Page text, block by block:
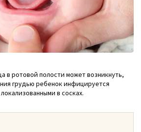
в ротовой полости может возникнуть,
грудью ребенок инфицируется
в сосках.